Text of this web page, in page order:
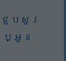
ជួបសួរ
ប្អូន